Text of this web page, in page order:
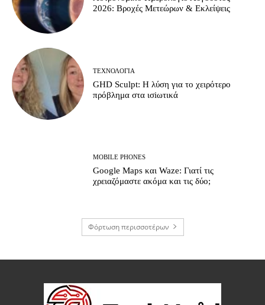
2026: Βροχές Μετεώρων & Εκλείψεις
ΤΕΧΝΟΛΟΓΊΑ
GHD Sculpt: Η λύση για το χειρότερο
πρόβλημα στα ισiωτικά
MOBILE PHONES
Google Maps και Waze: Γιατί τις
χρειαζόμαστε ακόμα και τις δύο;
Φόρτωση περισσοτέρων